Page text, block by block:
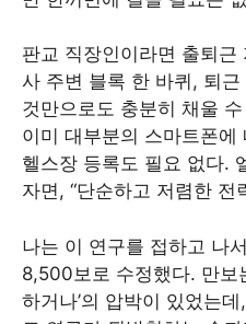
판교 직장인이라면 출퇴근
사 주변 블록 한 바퀴, 퇴
것만으로도 충분히 채울
이미 대부분의 스마트폰
헬스장 등록도 필요 없다.
자면, “단순하고 저렴한 전
나는 이 연구를 접하고 나
8,500보로 수정했다. 만보
하거나’의 압박이 있었는